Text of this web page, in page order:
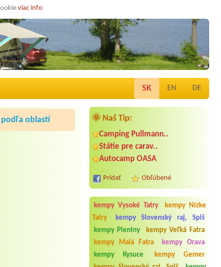
viac info
SK EN DE
🌞 Naš Tip:
Camping Pullmann..
Státie pre carav..
Autocamp OASA
Pridať Obľúbené
kempy Vysoké Tatry
kempy Nízke
Tatry
kempy Slovenský raj, Spiš
kempy Pieniny
kempy Veľká Fatra
kempy Malá Fatra
kempy Orava
kempy Kysuce
kempy Gemer
oblastí